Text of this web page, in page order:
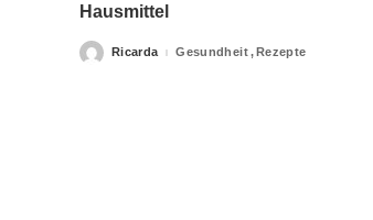
Hausmittel
PostedRicarda Gesundheit Rezepte